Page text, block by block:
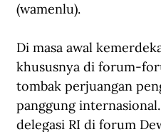
(wamenlu).
Di masa awal
khususnya di forum-
tombak perjuangan
panggung
delegasi RI di forum